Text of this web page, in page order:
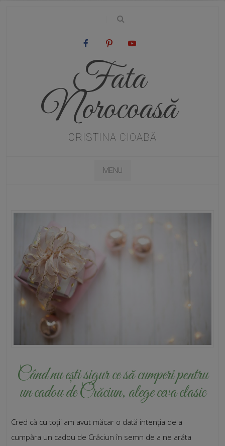
Fata
Norocoasă
CRISTINA CIOABĂ
MENU
Când nu ești sigur ce să cumperi pentru
un cadou de Crăciun, alege ceva clasic
Cred că cu toții am avut măcar o dată intenția de a
cumpăra un cadou de Crăciun în semn de a ne arăta